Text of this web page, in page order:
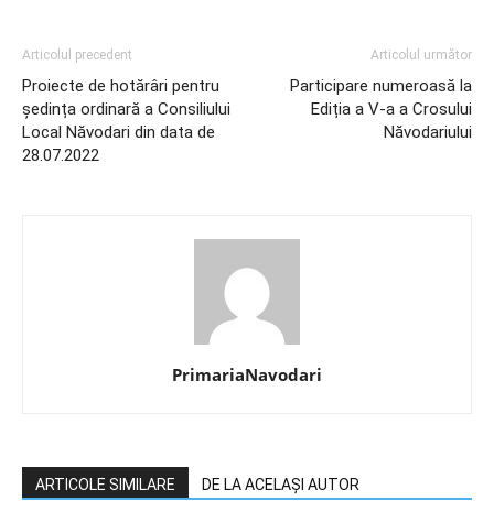
Articolul precedent
Proiecte de hotărâri pentru
ședința ordinară a Consiliului
Local Năvodari din data de
28.07.2022
Articolul următor
Participare numeroasă la
Ediția a V-a a Crosului
Năvodariului
PrimariaNavodari
ARTICOLE SIMILARE DE LA ACELAȘI AUTOR